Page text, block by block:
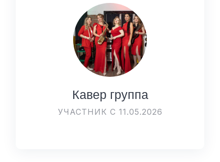
Кавер группа
УЧАСТНИК С 11.05.2026